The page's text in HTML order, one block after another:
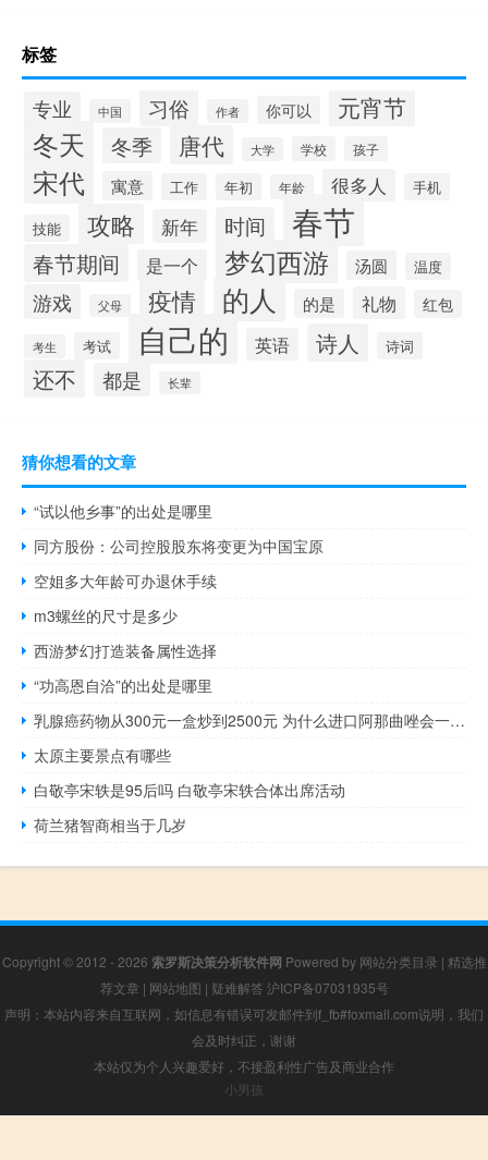
标签
专业 中国 习俗 作者 你可以 元宵节
冬天 冬季 唐代 大学 学校 孩子
宋代 寓意 工作 年初 年龄 很多人
手机
技能
攻略 新年 时间 春节
春节期间 是一个 梦幻西游 汤圆 温度
游戏 父母 疫情 的人 的是 礼物 红包
考生 考试 自己的 英语 诗人 诗词
还不 都是 长辈
猜你想看的文章
“试以他乡事”的出处是哪里
同方股份：公司控股股东将变更为中国宝原
空姐多大年龄可办退休手续
m3螺丝的尺寸是多少
西游梦幻打造装备属性选择
“功高恩自洽”的出处是哪里
乳腺癌药物从300元一盒炒到2500元 为什么进口阿那曲唑会一药难求
太原主要景点有哪些
白敬亭宋轶是95后吗 白敬亭宋轶合体出席活动
荷兰猪智商相当于几岁
Copyright © 2012 - 2026 索罗斯决策分析软件网 Powered by 网站分类目录 | 精选推
荐文章 | 网站地图 | 疑难解答 沪ICP备07031935号
声明：本站内容来自互联网，如信息有错误可发邮件到f_fb#foxmail.com说明，我们
会及时纠正，谢谢
本站仅为个人兴趣爱好，不接盈利性广告及商业合作
小男孩